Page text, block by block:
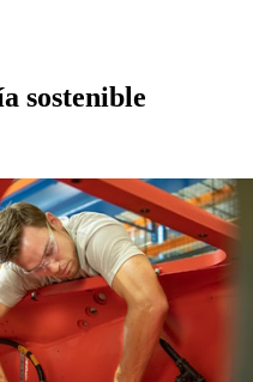
sostenible